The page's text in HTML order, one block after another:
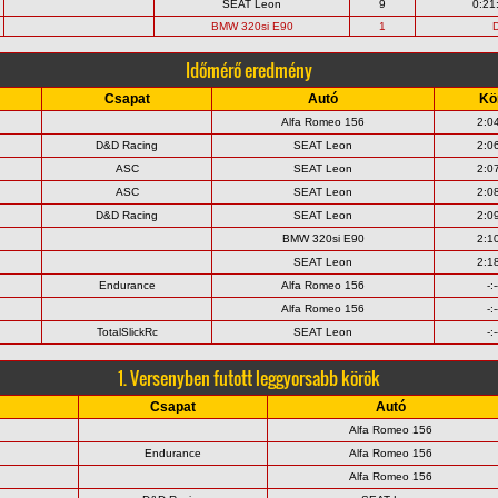
SEAT Leon 9
BMW 320si E90
1
Időmérő eredmény
Csapat Autó
Alfa Romeo 156
D&D Racing
SEAT Leon
ASC
SEAT Leon
ASC
SEAT Leon
D&D Racing
SEAT Leon
BMW 320si E90
SEAT Leon
Endurance
Alfa Romeo 156
-
Alfa Romeo 156
-
TotalSlickRc
SEAT Leon -
1. Versenyben futott leggyorsabb körök
Csapat Autó
Alfa Romeo 156
Endurance
Alfa Romeo 156
Alfa Romeo 156